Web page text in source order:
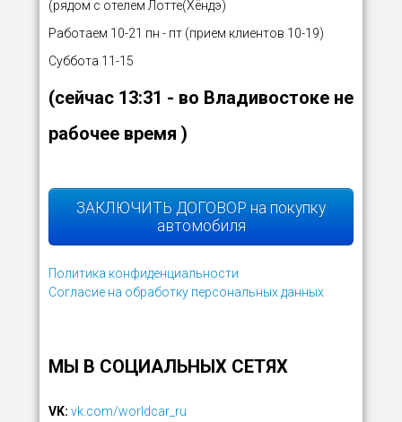
(рядом с отелем Лотте(Хёндэ)
Работаем 10-21 пн - пт (прием клиентов 10-19)
Суббота 11-15
(сейчас 13:31 - во Владивостоке не
рабочее время )
ЗАКЛЮЧИТЬ ДОГОВОР на покупку
автомобиля
Политика конфиденциальности
Согласие на обработку персональных данных
МЫ В СОЦИАЛЬНЫХ СЕТЯХ
VK: vk.com/worldcar_ru